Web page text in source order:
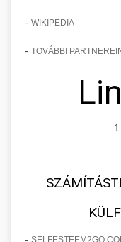
- WIKIPEDIA
- TOVÁBBI
-